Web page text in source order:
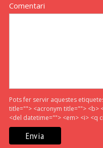
Comentari
Pots fer servir aquestes
title=""> <acronym title=""> <b>
<del datetime=""> <em> <i> <q